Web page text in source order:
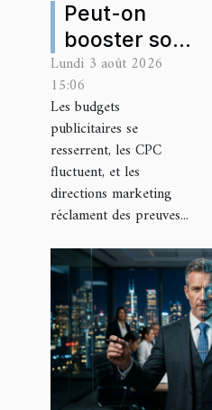
Peut-on
booster son
sea à partir
des insights
analytics ?
Lundi 3 août 2026
15:06
Les budgets
publicitaires se
resserrent, les CPC
fluctuent, et les
directions marketing
réclament des preuves...